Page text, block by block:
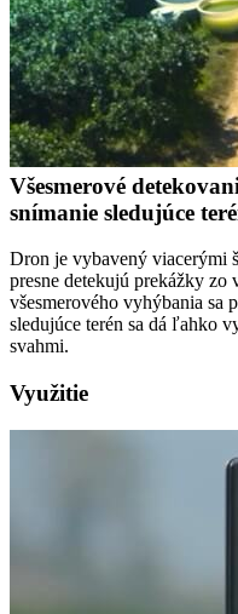
Všesmerové
snímanie sledujúce
Dron je vybavený viacerými
presne detekujú prekážky zo
všesmerového vyhýbania sa
sledujúce terén sa dá ľahko
svahmi.
Využitie